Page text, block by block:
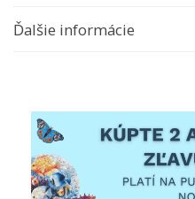
Ďalšie informácie